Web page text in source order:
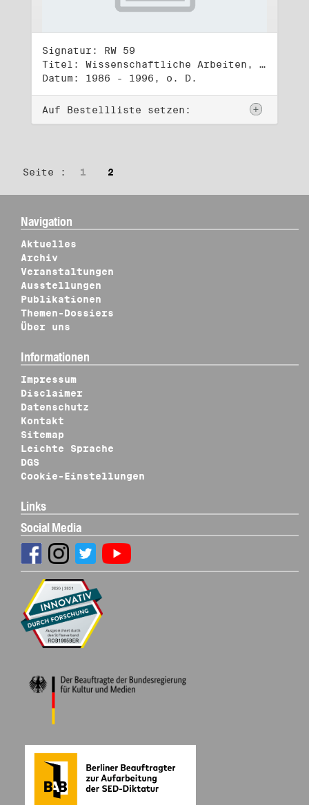
Signatur: RW 59
Titel: Wissenschaftliche Arbeiten, Studien und Manuskripte Dritter (3)
Datum: 1986 - 1996, o. D.
Auf Bestellliste setzen:
Seite : 1 2
Navigation
Aktuelles
Archiv
Veranstaltungen
Ausstellungen
Publikationen
Themen-Dossiers
Über uns
Informationen
Impressum
Disclaimer
Datenschutz
Kontakt
Sitemap
Leichte Sprache
DGS
Cookie-Einstellungen
Links
Social Media